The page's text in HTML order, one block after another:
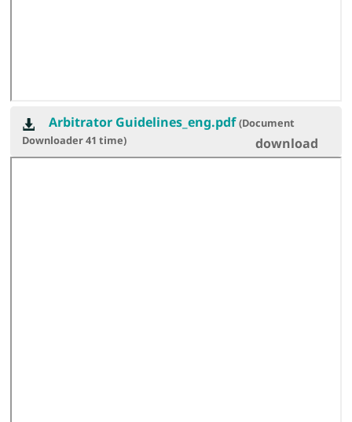
Arbitrator Guidelines_eng.pdf(Document
Downloader41 time)